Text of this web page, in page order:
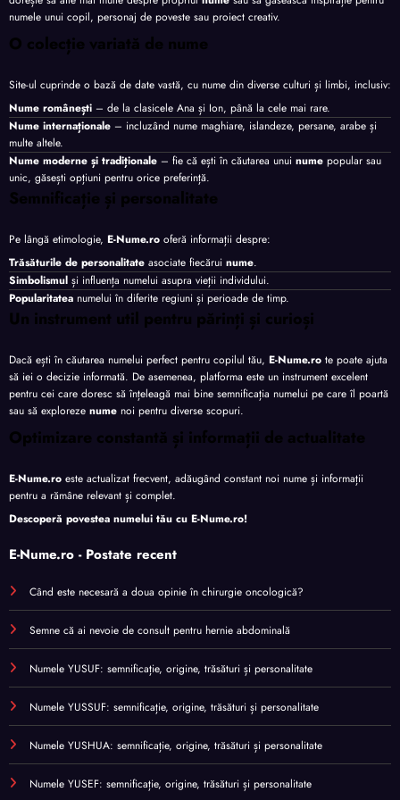
numele unui copil, personaj de poveste sau proiect creativ.
O colecție variată de nume
Site-ul cuprinde o bază de date vastă, cu nume din diverse culturi și limbi, inclusiv:
Nume românești – de la clasicele Ana și Ion, până la cele mai rare.
Nume internaționale – incluzând nume maghiare, islandeze, persane, arabe și
multe altele.
Nume moderne și tradiționale – fie că ești în căutarea unui nume popular sau
unic, găsești opțiuni pentru orice preferință.
Semnificație și personalitate
Pe lângă etimologie, E-Nume.ro oferă informații despre:
Trăsăturile de personalitate asociate fiecărui nume.
Simbolismul și influența numelui asupra vieții individului.
Popularitatea numelui în diferite regiuni și perioade de timp.
Un instrument util pentru părinți și curioși
Dacă ești în căutarea numelui perfect pentru copilul tău, E-Nume.ro te poate ajuta
să iei o decizie informată. De asemenea, platforma este un instrument excelent
pentru cei care doresc să înțeleagă mai bine semnificația numelui pe care îl poartă
sau să exploreze nume noi pentru diverse scopuri.
Optimizare constantă și informații de actualitate
E-Nume.ro este actualizat frecvent, adăugând constant noi nume și informații
pentru a rămâne relevant și complet.
Descoperă povestea numelui tău cu E-Nume.ro!
E-Nume.ro - Postate recent
Când este necesară a doua opinie în chirurgie oncologică?
Semne că ai nevoie de consult pentru hernie abdominală
Numele YUSUF: semnificație, origine, trăsături și personalitate
Numele YUSSUF: semnificație, origine, trăsături și personalitate
Numele YUSHUA: semnificație, origine, trăsături și personalitate
Numele YUSEF: semnificație, origine, trăsături și personalitate